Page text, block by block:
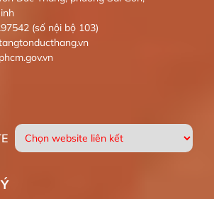
(số nội bộ 103)